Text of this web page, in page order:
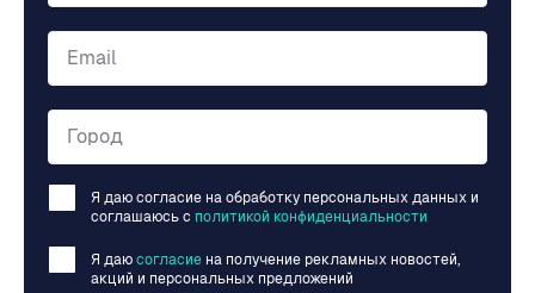
Email
Город
Я даю согласие на обработку персональных данных и
соглашаюсь c политикой конфиденциальности
Я даю согласие на получение рекламных новостей,
акций и персональных предложений